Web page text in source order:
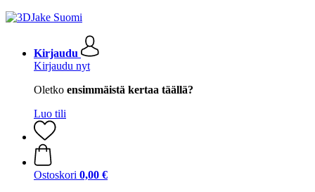
Kirjaudu
Kirjaudu nyt
Oletko ensimmäistä kertaa täällä?
Luo tili
Ostoskori 0,00 €